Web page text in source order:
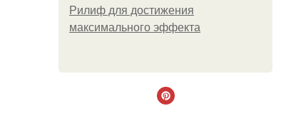
Рилиф для достижения
максимального эффекта